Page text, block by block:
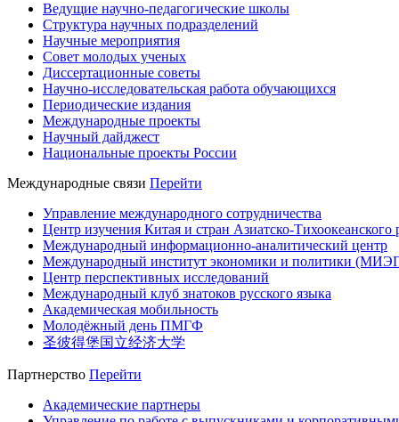
Ведущие научно-педагогические школы
Структура научных подразделений
Научные мероприятия
Совет молодых ученых
Диссертационные советы
Научно-исследовательская работа обучающихся
Периодические издания
Международные проекты
Научный дайджест
Национальные проекты России
Международные связи Перейти
Управление международного сотрудничества
Центр изучения Китая и стран Азиатско-Тихоокеанского
Международный информационно-аналитический центр
Международный институт экономики и политики
Центр перспективных исследований
Международный клуб знатоков русского языка
Академическая мобильность
Молодёжный день ПМГФ
圣彼得堡国立经济大学
Партнерство Перейти
Академические партнеры